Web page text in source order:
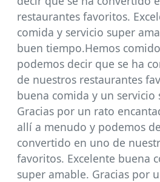
restaurantes favoritos.
comida y servicio super
buen tiempo.Hemos
podemos decir que se ha
de nuestros restaurantes
buena comida y un servicio
Gracias por un rato
allí a menudo y podemos
convertido en uno de
favoritos. Excelente buena
super amable. Gracias por